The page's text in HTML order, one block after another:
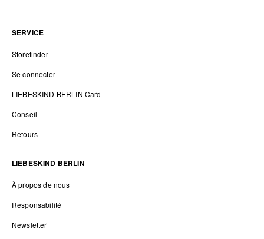
SERVICE
Storefinder
Se connecter
LIEBESKIND BERLIN Card
Conseil
Retours
LIEBESKIND BERLIN
À propos de nous
Responsabilité
Newsletter